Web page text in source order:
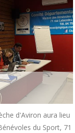
d'Aviron aura lieu
du Sport, 71